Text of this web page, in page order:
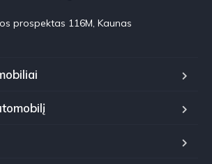
prospektas 116M, Kaunas